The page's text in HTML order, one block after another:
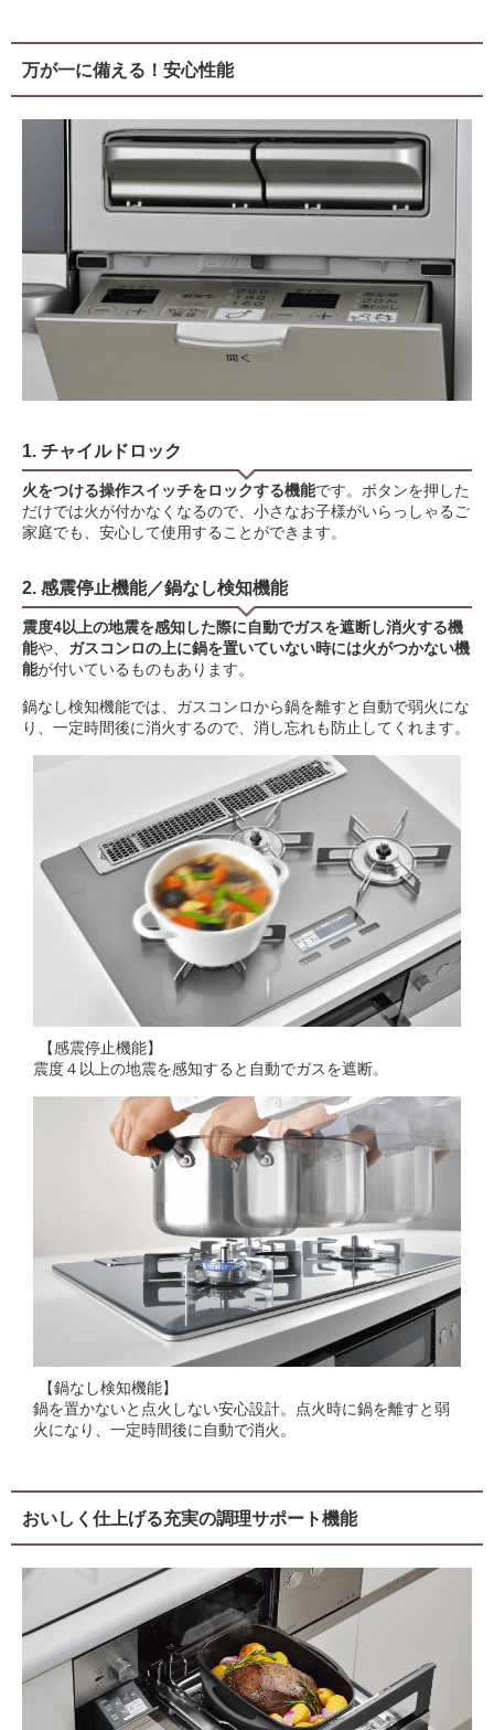
万が一に備える！安心性能
1. チャイルドロック
火をつける操作スイッチをロックする機能です。ボタンを押した
だけでは火が付かなくなるので、小さなお子様がいらっしゃるご
家庭でも、安心して使用することができます。
2. 感震停止機能／鍋なし検知機能
震度4以上の地震を感知した際に自動でガスを遮断し消火する機
能や、 ガスコンロの上に鍋を置いていない時には火がつかない機
能が付いているものもあります。
鍋なし検知機能では、ガスコンロから鍋を離すと自動で弱火にな
り、一定時間後に消火するので、消し忘れも防止してくれます。
【感震停止機能】
震度４以上の地震を感知すると自動でガスを遮断。
【鍋なし検知機能】
鍋を置かないと点火しない安心設計。点火時に鍋を離すと弱
火になり、一定時間後に自動で消火。
おいしく仕上げる充実の調理サポート機能